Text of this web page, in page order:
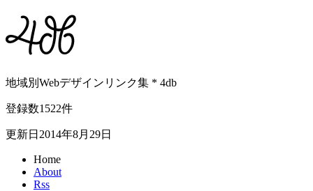
地域別Webデザインリンク集 * 4db
登録数1522件
更新日2014年8月29日
Home
About
Rss